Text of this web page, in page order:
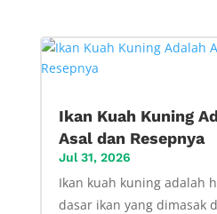
Ikan Kuah Kuning
Asal dan Resepnya
Jul 31, 2026
Ikan kuah kuning adalah
dasar ikan yang dimasak